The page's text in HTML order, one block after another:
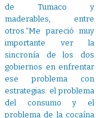
de Tumaco y
maderables, entre
otros.“Me pareció muy
importante ver la
sincronía de los dos
gobiernos en enfrentar
ese problema con
estrategias: el problema
del consumo y el
problema de la cocaína